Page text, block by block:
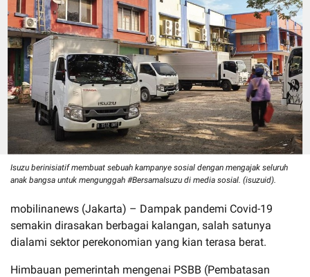
Isuzu berinisiatif membuat sebuah kampanye sosial dengan mengajak seluruh
anak bangsa untuk mengunggah #BersamaIsuzu di media sosial. (isuzuid).
mobilinanews (Jakarta) – Dampak pandemi Covid-19
semakin dirasakan berbagai kalangan, salah satunya
dialami sektor perekonomian yang kian terasa berat.
Himbauan pemerintah mengenai PSBB (Pembatasan